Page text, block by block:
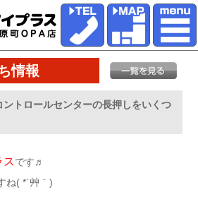
情報
トロールセンターの長押しをいくつ
スです♬
ね( *´艸｀)